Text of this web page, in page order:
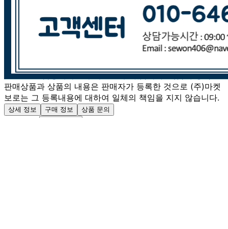
교환 배송비: 7,000원
전자상거래 등에서의 소비자보호법에 관한 법률에 의거하여
본인 또는 법정대리인이 취소할 수 있습니다. 식봄에 등록된
판매상품과 상품의 내용은 판매자가 등록한 것으로 (주)마켓
보로는 그 등록내용에 대하여 일체의 책임을 지지 않습니다.
상세 정보 구매 정보 상품 문의